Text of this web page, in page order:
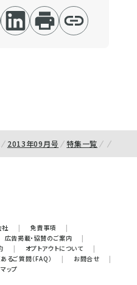
2013年09月号 特集一覧
社 | 免責事項
|
広告掲載・協賛のご案内
|
| オプトアウトについて
|
るご質問（FAQ） | お問合せ
|
ップ